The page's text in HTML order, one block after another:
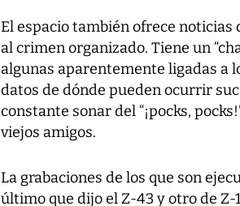
El espacio también ofrece noticias
al crimen organizado. Tiene un
algunas aparentemente ligadas a
datos de dónde pueden ocurrir
constante sonar del “¡pocks,
viejos amigos.
La grabaciones de los que son
último que dijo el Z-43 y otro de Z-